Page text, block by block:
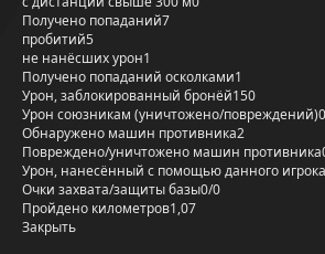
Получено попаданий7
пробитий5
не нанёсших урон1
Получено попаданий осколками1
Урон, заблокированный бронёй150
Урон союзникам (уничтожено/повреждений)
Обнаружено машин противника2
Повреждено/уничтожено машин противника
Урон, нанесённый с помощью данного игрока
Очки захвата/защиты базы0/0
Пройдено километров1,07
Закрыть